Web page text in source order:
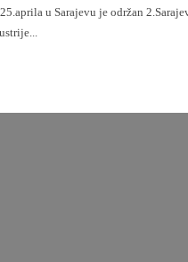
u Sarajevu je održan